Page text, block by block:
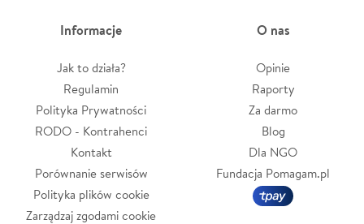
Informacje
Jak to działa?
Regulamin
Polityka Prywatności
RODO - Kontrahenci
Kontakt
Porównanie serwisów
Polityka plików cookie
Zarządzaj zgodami cookie
O nas
Opinie
Raporty
Za darmo
Blog
Dla NGO
Fundacja Pomagam.pl